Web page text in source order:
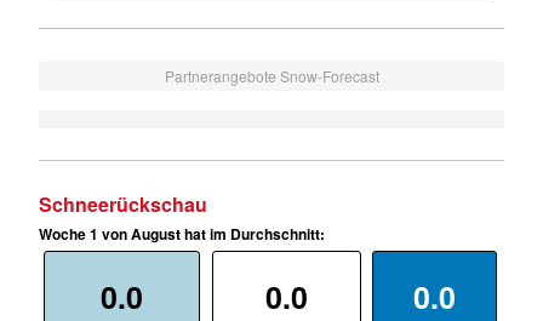
Partnerangebote Snow-Forecast
Schneerückschau
Woche 1 von August hat im Durchschnitt:
0.0 0.0 0.0